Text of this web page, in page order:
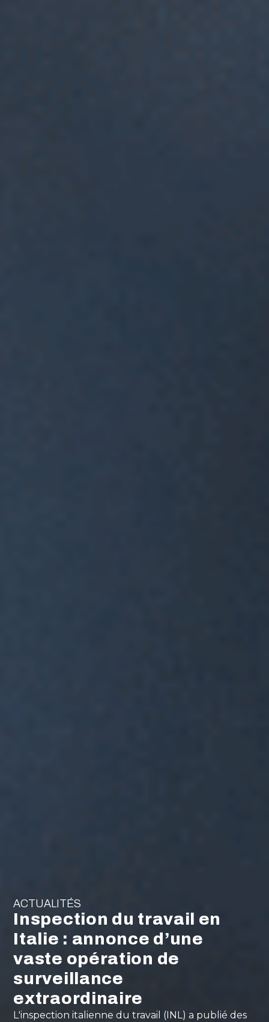
ACTUALITÉS
Inspection du travail en
Italie : annonce d’une
vaste opération de
surveillance
extraordinaire
L'inspection italienne du travail (INL) a publié des